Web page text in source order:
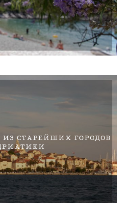
СТАРЕЙШИХ ГОРОДОВ